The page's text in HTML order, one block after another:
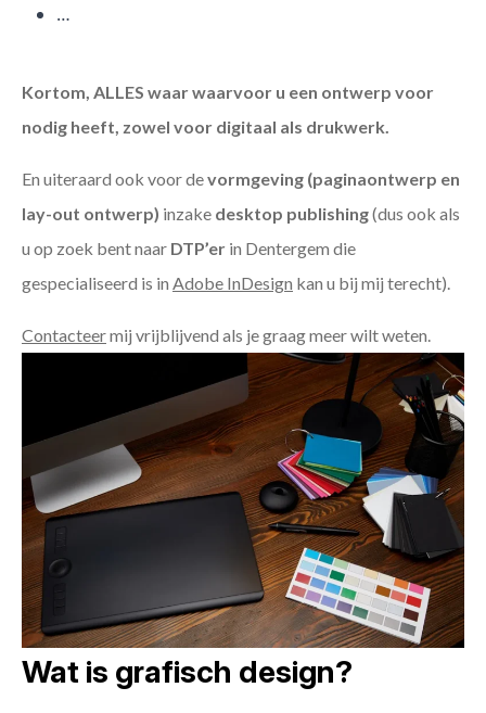
…
Kortom, ALLES waar waarvoor u een ontwerp voor
nodig heeft, zowel voor digitaal als drukwerk.
En uiteraard ook voor devormgeving (paginaontwerp en
lay-out ontwerp) inzake desktop publishing(dus ook als
u op zoek bent naar DTP’er in Dentergem die
gespecialiseerd is in Adobe InDesign kan u bij mij terecht).
Contacteermij vrijblijvend als je graag meer wilt weten.
Wat is grafisch design?